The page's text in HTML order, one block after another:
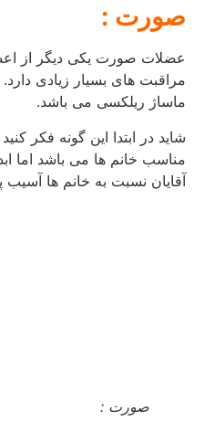
صورت :
عضلات صورت یکی دیگر از
مراقبت های بسیار زیادی دارد.
ماساژ ریلکسی می باشد.
شاید در ابتدا این گونه فکر
مناسب خانم ها می باشد اما
آقایان نسبت به خانم ها آسیب
صورت :